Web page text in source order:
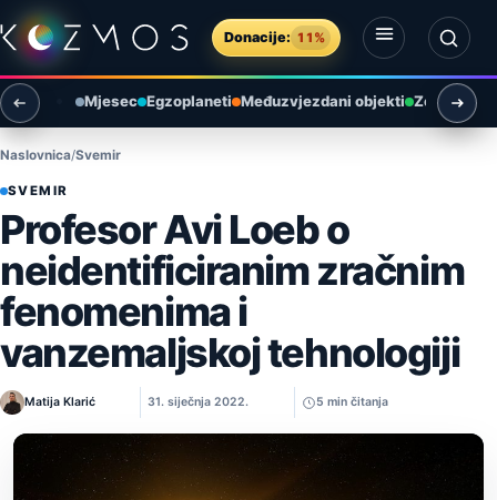
Preskoči na sadržaj
Donacije: 11%
Otvori izbornik
Otvori pretragu
Mjesec Egzoplaneti Međuzvjezdani objekti Zemlja i
Naslovnica Svemir
SVEMIR
Profesor Avi Loeb o
neidentificiranim zračnim
fenomenima i
vanzemaljskoj tehnologiji
Matija Klarić 31. siječnja 2022. 5 min čitanja